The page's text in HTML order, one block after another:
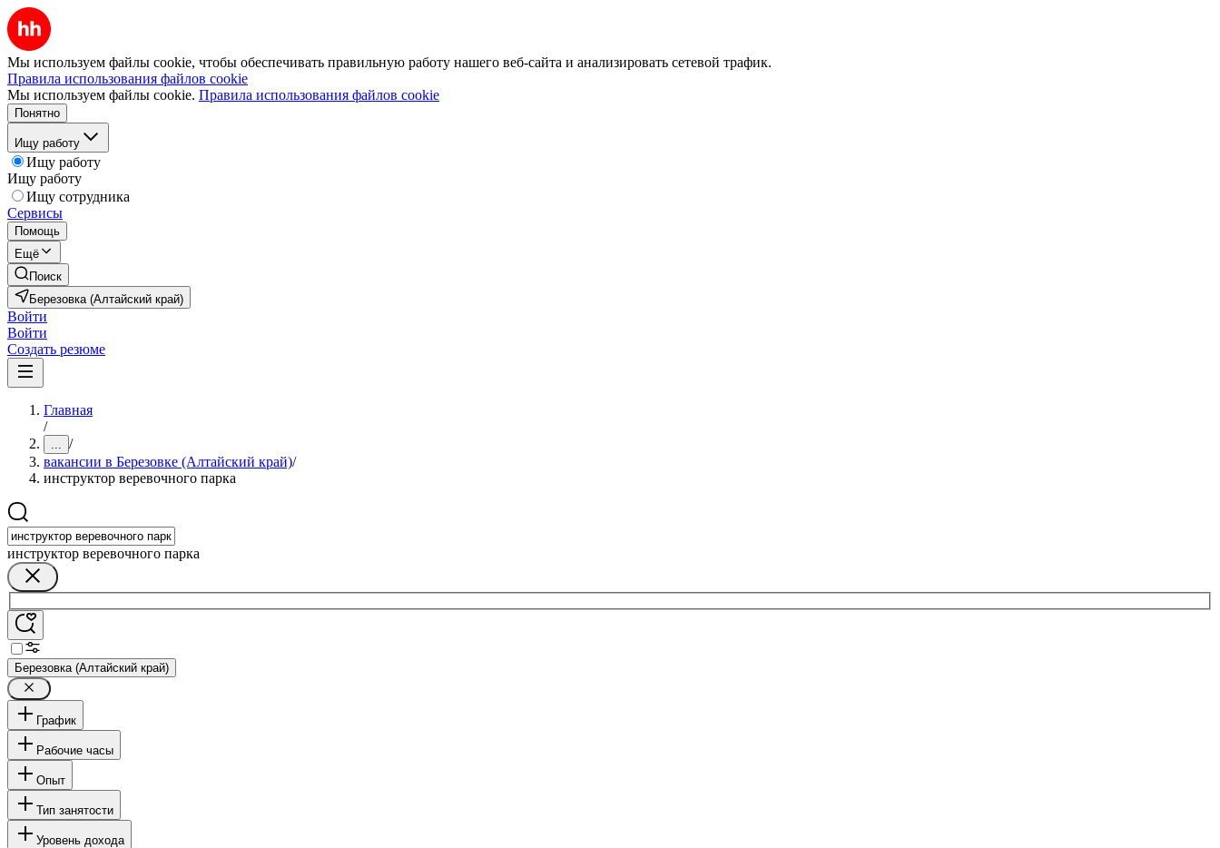
Мы используем файлы cookie, чтобы обеспечивать правильную работу нашего веб-сайта и анализировать сетевой трафик.
Правила использования файлов cookie
Мы используем файлы cookie. Правила использования файлов cookie
Понятно
Ищу работу
Ищу работу
Ищу работу
Ищу сотрудника
Сервисы
Помощь
Ещё
Поиск
Березовка (Алтайский край)
Войти
Войти
Создать резюме
Главная
/
... /
вакансии в Березовке (Алтайский край)/
инструктор веревочного парка
инструктор веревочного парка
Березовка (Алтайский край)
График
Рабочие часы
Опыт
Тип занятости
Уровень дохода